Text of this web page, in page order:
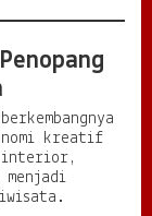
kreatif
interior,